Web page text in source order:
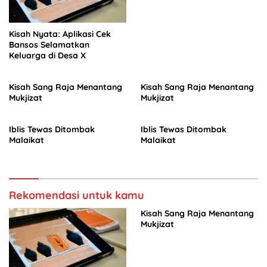
Kisah Nyata: Aplikasi Cek
Bansos Selamatkan
Keluarga di Desa X
Kisah Sang Raja Menantang
Mukjizat
Kisah Sang Raja Menantang
Mukjizat
Iblis Tewas Ditombak
Malaikat
Iblis Tewas Ditombak
Malaikat
Rekomendasi untuk kamu
Kisah Sang Raja Menantang
Mukjizat